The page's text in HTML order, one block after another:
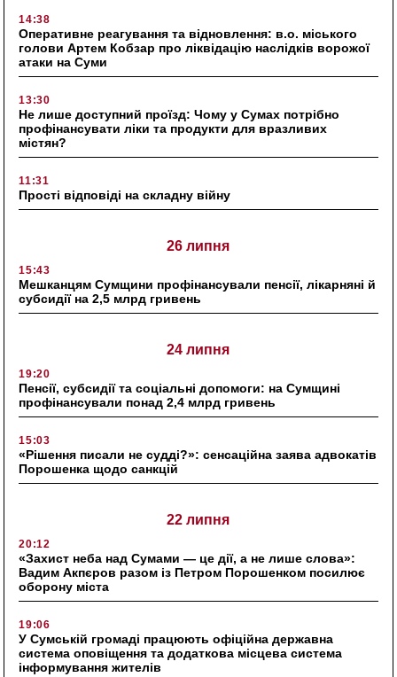
14:38
Оперативне реагування та відновлення: в.о. міського
голови Артем Кобзар про ліквідацію наслідків ворожої
атаки на Суми
13:30
Не лише доступний проїзд: Чому у Сумах потрібно
профінансувати ліки та продукти для вразливих
містян?
11:31
Прості відповіді на складну війну
26 липня
15:43
Мешканцям Сумщини профінансували пенсії, лікарняні й
субсидії на 2,5 млрд гривень
24 липня
19:20
Пенсії, субсидії та соціальні допомоги: на Сумщині
профінансували понад 2,4 млрд гривень
15:03
«Рішення писали не судді?»: сенсаційна заява адвокатів
Порошенка щодо санкцій
22 липня
20:12
«Захист неба над Сумами — це дії, а не лише слова»:
Вадим Акпєров разом із Петром Порошенком посилює
оборону міста
19:06
У Сумській громаді працюють офіційна державна
система оповіщення та додаткова місцева система
інформування жителів